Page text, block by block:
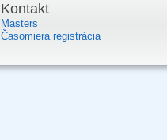
Kontakt
Masters
Časomiera registrácia